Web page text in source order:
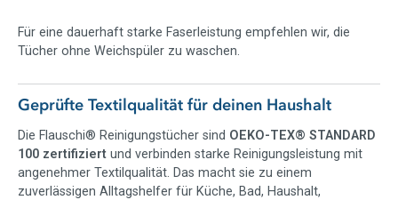
Küchentuch, Badputztuch, Staubtuch, Spültuch,
Haushaltstuch, Autotuch, Camping-Tuch oder Beauty-Tuch
Durch die Waschbarkeit und Wiederverwendbarkeit sind die
Flauschi® Reinigungstücher eine langlebige Alternative zu
Einwegtüchern. Statt ständig neue Lappen, Schwämme oder
Küchenpapier zu verbrauchen, nutzt du ein hochwertiges
Putztuch immer wieder.
Für eine dauerhaft starke Faserleistung empfehlen wir, die
Tücher ohne Weichspüler zu waschen.
Geprüfte Textilqualität für deinen Haushalt
Die Flauschi® Reinigungstücher sind OEKO-TEX® STANDARD
100 zertifiziert und verbinden starke Reinigungsleistung mit
angenehmer Textilqualität. Das macht sie zu einem
zuverlässigen Alltagshelfer für Küche, Bad, Haushalt,